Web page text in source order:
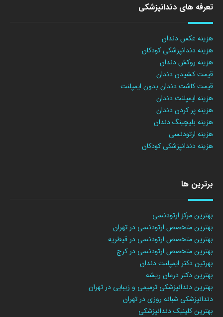
تعرفه های دندانپزشکی
هزینه عکس دندان
هزینه دندانپزشکی کودکان
هزینه روکش دندان
قیمت کشیدن دندان
قیمت کاشت دندان بدون ایمپلنت
هزینه ایمپلنت دندان
هزینه پر کردن دندان
هزینه بلیچینگ دندان
هزینه ارتودنسی
هزینه دندانپزشکی کودکان
برترین ها
بهترین مرکز ارتودنسی
بهترین متخصص ارتودنسی در تهران
بهترین متخصص ارتودنسی در قیطریه
بهترین متخصص ارتودنسی در کرج
بهرتین دکتر ایمپلنت دندان
بهترین دکتر درمان ریشه
بهترین دندانپزشکی ترمیمی و زیبایی در تهران
دندانپزشکی شبانه روزی در تهران
بهترین کلینیک دندانپزشکی